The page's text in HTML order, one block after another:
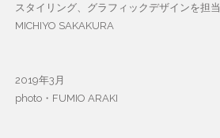
スタイリング、グラフィックデザインを担当
MICHIYO SAKAKURA
2019年3月
photo・FUMIO ARAKI